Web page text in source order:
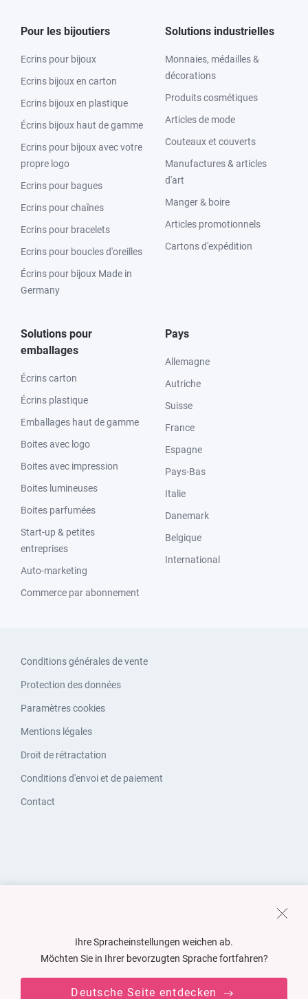
Pour les bijoutiers
Ecrins pour bijoux
Ecrins bijoux en carton
Ecrins bijoux en plastique
Écrins bijoux haut de gamme
Ecrins pour bijoux avec votre
propre logo
Ecrins pour bagues
Ecrins pour chaînes
Ecrins pour bracelets
Ecrins pour boucles d'oreilles
Écrins pour bijoux Made in
Germany
Solutions industrielles
Monnaies, médailles &
décorations
Produits cosmétiques
Articles de mode
Couteaux et couverts
Manufactures & articles
d'art
Manger & boire
Articles promotionnels
Cartons d'expédition
Solutions pour
emballages
Écrins carton
Écrins plastique
Emballages haut de gamme
Boites avec logo
Boites avec impression
Boites lumineuses
Boites parfumées
Start-up & petites
entreprises
Auto-marketing
Commerce par abonnement
Pays
Allemagne
Autriche
Suisse
France
Espagne
Pays-Bas
Italie
Danemark
Belgique
International
Conditions générales de vente
Protection des données
Paramètres cookies
Mentions légales
Droit de rétractation
Conditions d'envoi et de paiement
Contact
Ihre Spracheinstellungen weichen ab.
Möchten Sie in Ihrer bevorzugten Sprache fortfahren?
Deutsche Seite entdecken